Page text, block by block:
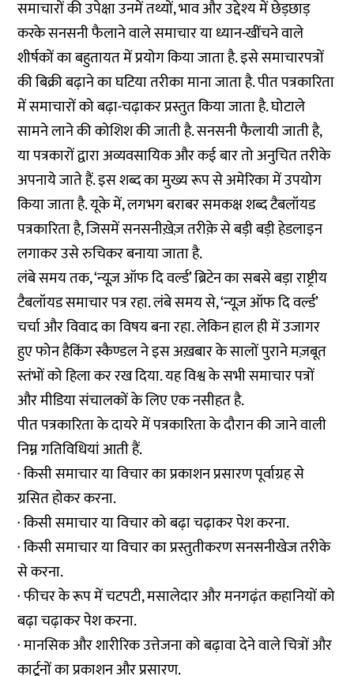
समाचारों की उपेक्षा उनमें तथ्यों, भाव और उद्देश्य में छेड़छाड़
करके सनसनी फैलाने वाले समाचार या ध्यान-खींचने वाले
शीर्षकों का बहुतायत में प्रयोग किया जाता है. इसे समाचारपत्रों
की बिक्री बढ़ाने का घटिया तरीका माना जाता है. पीत पत्रकारिता
में समाचारों को बढ़ा-चढ़ाकर प्रस्तुत किया जाता है. घोटाले
सामने लाने की कोशिश की जाती है. सनसनी फैलायी जाती है,
या पत्रकारों द्वारा अव्यवसायिक और कई बार तो अनुचित तरीके
अपनाये जाते हैं. इस शब्द का मुख्य रूप से अमेरिका में उपयोग
किया जाता है. यूके में, लगभग बराबर समकक्ष शब्द टैबलॉयड
पत्रकारिता है, जिसमें सनसनीख़ेज़ तरीक़े से बड़ी बड़ी हेडलाइन
लगाकर उसे रुचिकर बनाया जाता है.
लंबे समय तक, ‘न्यूज़ ऑफ दि वर्ल्ड’ ब्रिटेन का सबसे बड़ा राष्ट्रीय
टैबलॉयड समाचार पत्र रहा. लंबे समय से, ‘न्यूज़ ऑफ दि वर्ल्ड’
चर्चा और विवाद का विषय बना रहा. लेकिन हाल ही में उजागर
हुए फोन हैकिंग स्कैण्डल ने इस अख़बार के सालों पुराने मज़बूत
स्तंभों को हिला कर रख दिया. यह विश्व के सभी समाचार पत्रों
और मीडिया संचालकों के लिए एक नसीहत है.
पीत पत्रकारिता के दायरे में पत्रकारिता के दौरान की जाने वाली
निम्न गतिविधियां आती हैं.
· किसी समाचार या विचार का प्रकाशन प्रसारण पूर्वाग्रह से
ग्रसित होकर करना.
· किसी समाचार या विचार को बढ़ा चढ़ाकर पेश करना.
· किसी समाचार या विचार का प्रस्तुतीकरण सनसनीखेज तरीके
से करना.
· फीचर के रूप में चटपटी, मसालेदार और मनगढ़ंत कहानियों को
बढ़ा चढ़ाकर पेश करना.
· मानसिक और शारीरिक उत्तेजना को बढ़ावा देने वाले चित्रों और
कार्टूनों का प्रकाशन और प्रसारण.